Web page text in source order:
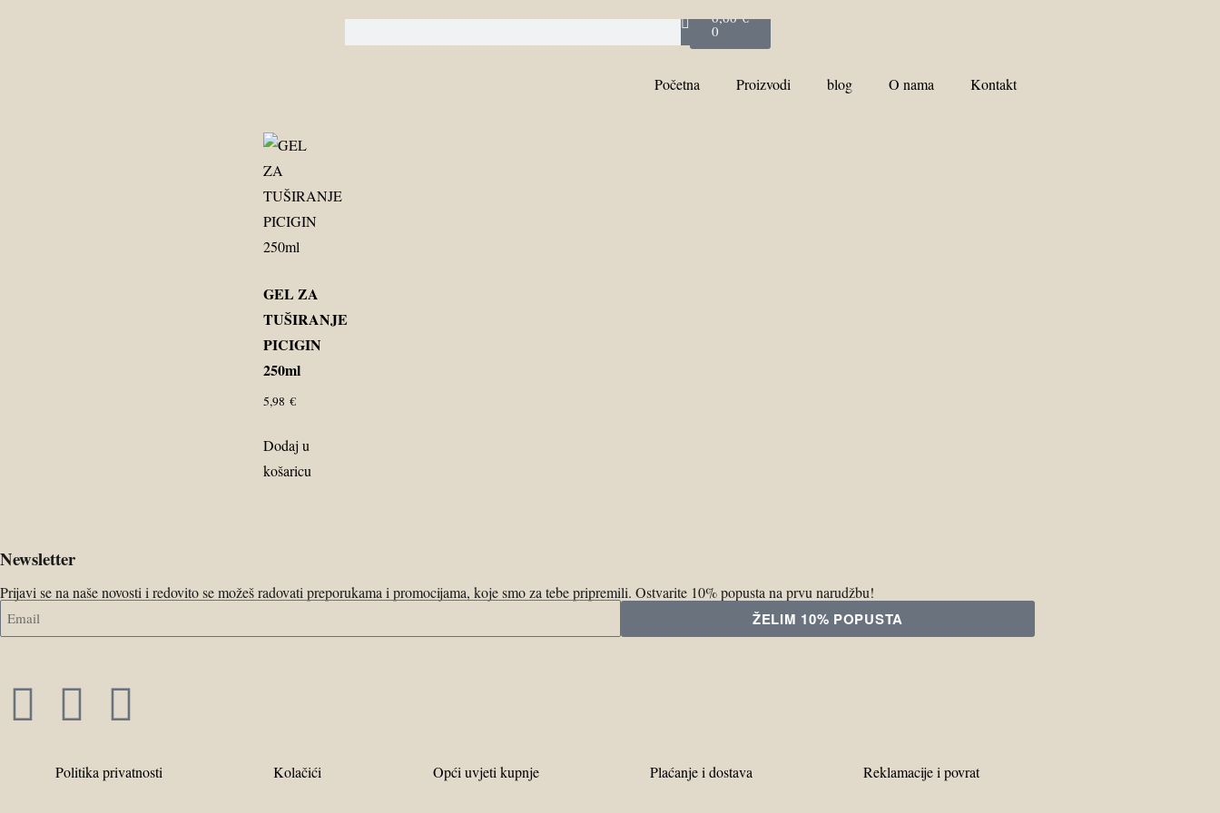
0,00€
0
Početna Proizvodi blog O nama Kontakt
GEL ZA
TUŠIRANJE
PICIGIN
250ml
5,98 €
Dodaj u
košaricu
Newsletter
Prijavi se na naše novosti i redovito se možeš radovati preporukama i promocijama, koje smo za tebe pripremili. Ostvarite 10% popusta na prvu narudžbu!
ŽELIM 10% POPUSTA
Politika privatnosti Kolačići Opći uvjeti kupnje Plaćanje i dostava Reklamacije i povrat